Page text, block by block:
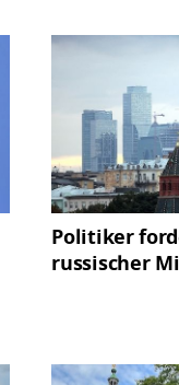
Politiker
russischer